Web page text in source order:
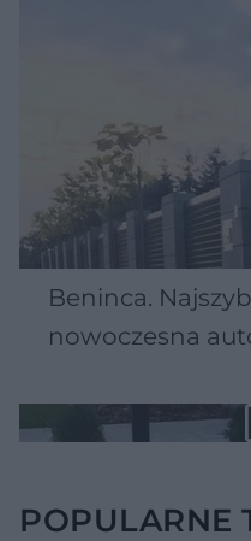
Beninca.
nowoczesna
POPULARNE